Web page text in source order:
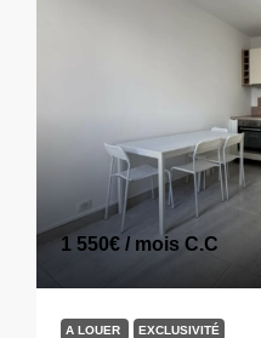
1 550€ / mois C.C
A LOUER EXCLUSIVITÉ